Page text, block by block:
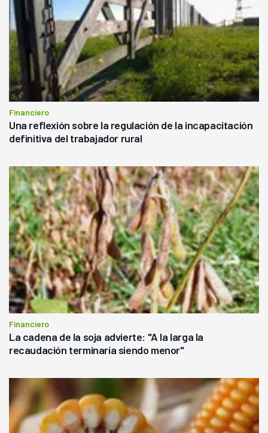
Financiero
Una reflexión sobre la regulación de la incapacitación
definitiva del trabajador rural
Financiero
La cadena de la soja advierte: "A la larga la
recaudación terminaría siendo menor"